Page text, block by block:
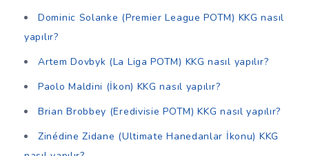
Dominic Solanke (Premier League POTM) KKG nasıl
yapılır?
Artem Dovbyk (La Liga POTM) KKG nasıl yapılır?
Paolo Maldini (İkon) KKG nasıl yapılır?
Brian Brobbey (Eredivisie POTM) KKG nasıl yapılır?
Zinédine Zidane (Ultimate Hanedanlar İkonu) KKG